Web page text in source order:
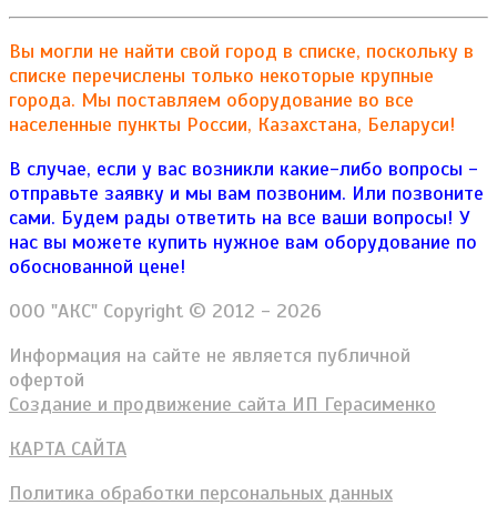
Вы могли не найти свой город в списке, поскольку в
списке перечислены только некоторые крупные
города. Мы поставляем оборудование во все
населенные пункты России, Казахстана, Беларуси!
В случае, если у вас возникли какие-либо вопросы -
отправьте заявку и мы вам позвоним. Или позвоните
сами. Будем рады ответить на все ваши вопросы! У
нас вы можете купить нужное вам оборудование по
обоснованной цене!
ООО "АКС" Copyright © 2012 - 2026
Информация на сайте не является публичной
офертой
Создание и продвижение сайта ИП Герасименко
КАРТА САЙТА
Политика обработки персональных данных